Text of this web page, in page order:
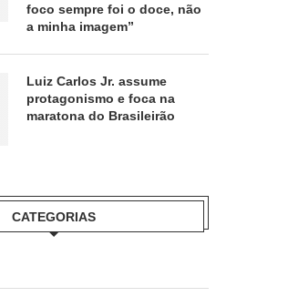
foco sempre foi o doce, não
a minha imagem”
Luiz Carlos Jr. assume
protagonismo e foca na
maratona do Brasileirão
CATEGORIAS